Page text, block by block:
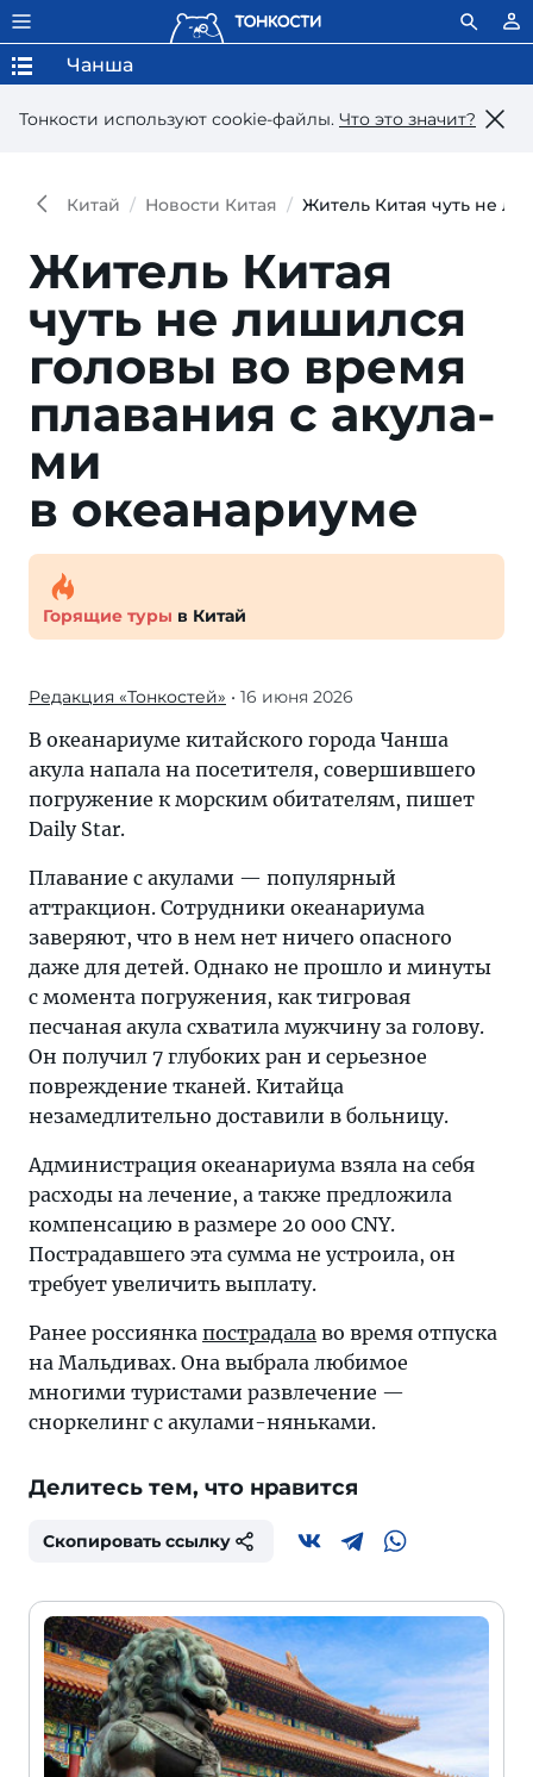
Тонкости используют сookie-файлы. Что это значит?
Чанша
Китай Новости Китая Житель Китая чуть не
Житель Китая
чуть не ли­шил­ся
го­ло­вы во вре­мя
пла­ва­ния с аку­ла­
ми
в океанариуме
Горящие туры в Китай
Редакция «Тонкостей» • 16 июня 2026
В океанариуме китайского города Чанша
акула напала на посетителя, совершившего
погружение к морским обитателям, пишет
Daily Star.
Плавание с акулами — популярный
аттракцион. Сотрудники океанариума
заверяют, что в нем нет ничего опасного
даже для детей. Однако не прошло и минуты
с момента погружения, как тигровая
песчаная акула схватила мужчину за голову.
Он получил 7 глубоких ран и серьезное
повреждение тканей. Китайца
незамедлительно доставили в больницу.
Администрация океанариума взяла на себя
расходы на лечение, а также предложила
компенсацию в размере 20 000 CNY.
Пострадавшего эта сумма не устроила, он
требует увеличить выплату.
Ранее россиянка пострадала во время отпуска
на Мальдивах. Она выбрала любимое
многими туристами развлечение —
сноркелинг с акулами-няньками.
Делитесь тем, что нравится
Скопировать ссылку